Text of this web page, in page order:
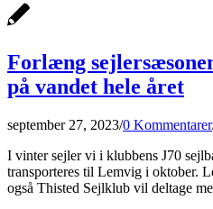
Forlæng
på vandet hele året
september 27, 2023/0 Kommentarer
I vinter sejler vi i klubbens J70
transporteres til Lemvig i oktober.
også Thisted Sejlklub vil deltage